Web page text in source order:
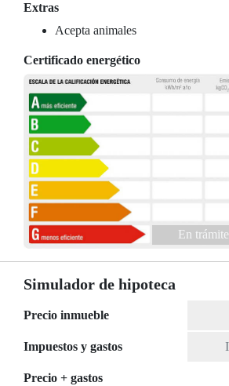
Extras
Acepta animales
Certificado energético
En trámite
Simulador de hipoteca
Precio inmueble
Impuestos y gastos
Precio + gastos